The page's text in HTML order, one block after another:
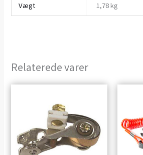
Vægt 1,78 kg
Relaterede varer